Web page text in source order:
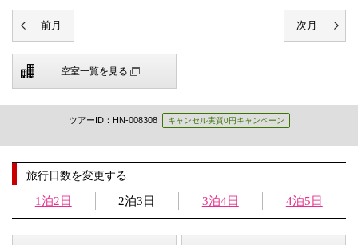
空室一覧を見る
ツアーID：HN-008308 キャンセル実質0円キャンペーン
旅行日数を変更する
1泊2日 2泊3日 3泊4日 4泊5日